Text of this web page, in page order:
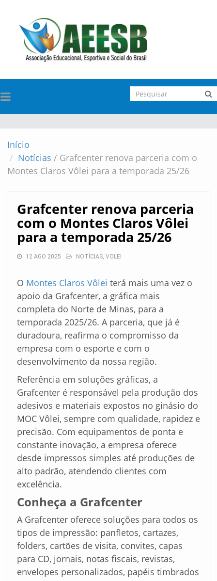
TOGGLE
NAVIGATION
Início
Notícias / Grafcenter renova parceria com o
Montes Claros Vôlei para a temporada 25/26
Grafcenter renova parceria
com o Montes Claros Vôlei
para a temporada 25/26
12 AGO 2025 NOTÍCIAS, VOLEI
O Montes Claros Vôlei terá mais uma vez o
apoio da Grafcenter, a gráfica mais
completa do Norte de Minas, para a
temporada 2025/26. A parceria, que já é
duradoura, reafirma o compromisso da
empresa com o esporte e com o
desenvolvimento da nossa região.
Referência em soluções gráficas, a
Grafcenter é responsável pela produção dos
adesivos e materiais expostos no ginásio do
MOC Vôlei, sempre com qualidade, rapidez e
precisão. Com equipamentos de ponta e
constante inovação, a empresa oferece
desde impressos simples até produções de
alto padrão, atendendo clientes com
excelência.
Conheça a Grafcenter
A Grafcenter oferece soluções para todos os
tipos de impressão: panfletos, cartazes,
folders, cartões de visita, convites, capas
para CD, jornais, notas fiscais, revistas,
envelopes personalizados, papéis timbrados